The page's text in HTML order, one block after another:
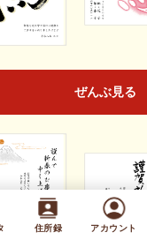
住所録 アカウント
ぜんぶ見る